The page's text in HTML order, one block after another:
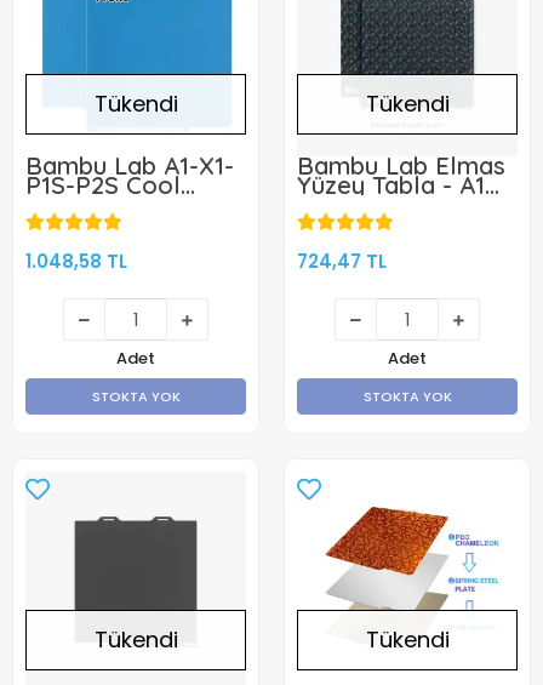
Tükendi
Bambu Lab A1-X1-
P1S-P2S Cool
Plate Yay Çeliği
Manyetik Tabla -
Yüzlü -KLON
1.048,58 TL
Adet
STOKTA YOK
Tükendi
Bambu Lab Elmas
Yüzey Tabla - A1
Mini - Yapışkanlı
724,47 TL
Adet
STOKTA YOK
Tükendi Tükendi